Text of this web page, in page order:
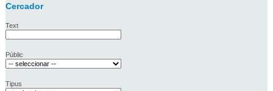
Cercador
Text
Públic
Tipus